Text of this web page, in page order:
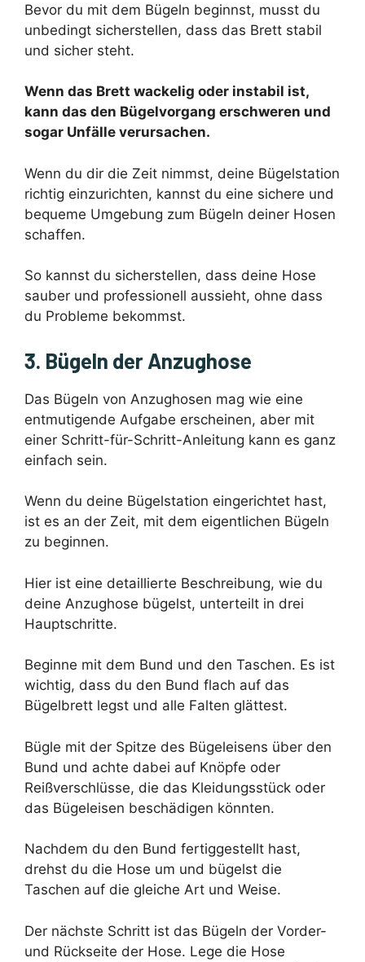
Bevor du mit dem Bügeln beginnst, musst du
unbedingt sicherstellen, dass das Brett stabil
und sicher steht.
Wenn das Brett wackelig oder instabil ist,
kann das den Bügelvorgang erschweren und
sogar Unfälle verursachen.
Wenn du dir die Zeit nimmst, deine Bügelstation
richtig einzurichten, kannst du eine sichere und
bequeme Umgebung zum Bügeln deiner Hosen
schaffen.
So kannst du sicherstellen, dass deine Hose
sauber und professionell aussieht, ohne dass
du Probleme bekommst.
3. Bügeln der Anzughose
Das Bügeln von Anzughosen mag wie eine
entmutigende Aufgabe erscheinen, aber mit
einer Schritt-für-Schritt-Anleitung kann es ganz
einfach sein.
Wenn du deine Bügelstation eingerichtet hast,
ist es an der Zeit, mit dem eigentlichen Bügeln
zu beginnen.
Hier ist eine detaillierte Beschreibung, wie du
deine Anzughose bügelst, unterteilt in drei
Hauptschritte.
Beginne mit dem Bund und den Taschen. Es ist
wichtig, dass du den Bund flach auf das
Bügelbrett legst und alle Falten glättest.
Bügle mit der Spitze des Bügeleisens über den
Bund und achte dabei auf Knöpfe oder
Reißverschlüsse, die das Kleidungsstück oder
das Bügeleisen beschädigen könnten.
Nachdem du den Bund fertiggestellt hast,
drehst du die Hose um und bügelst die
Taschen auf die gleiche Art und Weise.
Der nächste Schritt ist das Bügeln der Vorder-
und Rückseite der Hose. Lege die Hose